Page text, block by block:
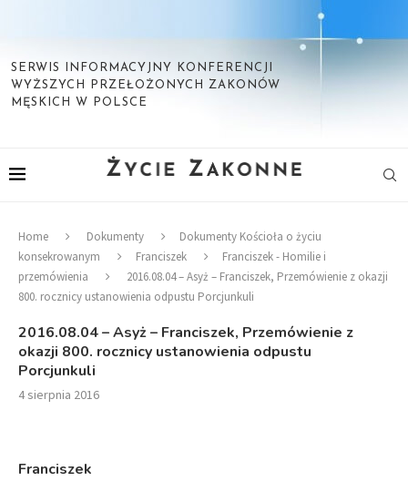
SERWIS INFORMACYJNY KONFERENCJI
WYŻSZYCH PRZEŁOŻONYCH ZAKONÓW
MĘSKICH W POLSCE
Home Dokumenty
Dokumenty Kościoła o życiu
konsekrowanym
Franciszek
Franciszek - Homilie i
przemówienia
2016.08.04 – Asyż – Franciszek, Przemówienie z okazji
800. rocznicy ustanowienia odpustu Porcjunkuli
2016.08.04 – Asyż – Franciszek, Przemówienie z
okazji 800. rocznicy ustanowienia odpustu
Porcjunkuli
4 sierpnia 2016
Franciszek